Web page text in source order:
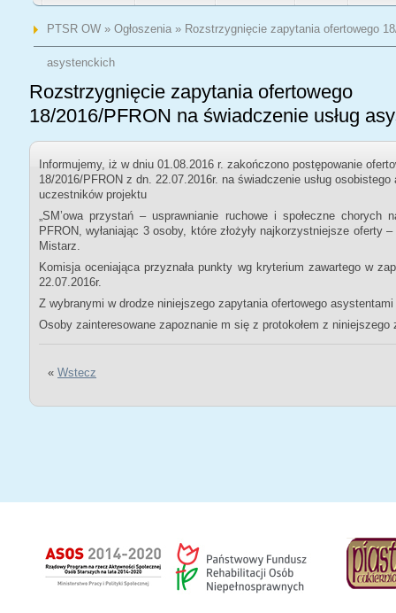
PTSR OW» Ogłoszenia» Rozstrzygnięcie zapytania ofertowego
asystenckich
Rozstrzygnięcie zapytania ofertowego
18/2016/PFRON na świadczenie usług
Informujemy, iż w dniu 01.08.2016 r. zakończono postępowanie
18/2016/PFRON z dn. 22.07.2016r. na świadczenie usług
uczestników projektu
„SM’owa przystań – usprawnianie ruchowe i społeczne chorych
PFRON, wyłaniając 3 osoby, które złożyły najkorzystniejsze oferty
Mistarz.
Komisja oceniająca przyznała punkty wg kryterium zawartego w
22.07.2016r.
Z wybranymi w drodze niniejszego zapytania ofertowego
Osoby zainteresowane zapoznanie m się z protokołem z
« Wstecz